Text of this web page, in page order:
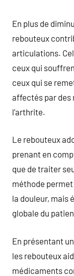
En plus de
rebouteux
articulations.
ceux qui
ceux qui se
affectés par des
l’arthrite.
Le rebouteux
prenant en
que de traiter
méthode
la douleur, mais
globale du
En présentant
les rebouteux
médicaments